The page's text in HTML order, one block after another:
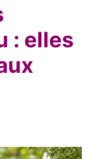
: elles